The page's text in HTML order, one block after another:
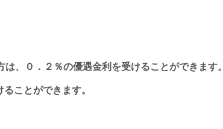
、０．２％の優遇金利を受けることができます。
ことができます。